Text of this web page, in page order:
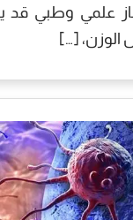
علمي وطبي قد
الوزن، […]